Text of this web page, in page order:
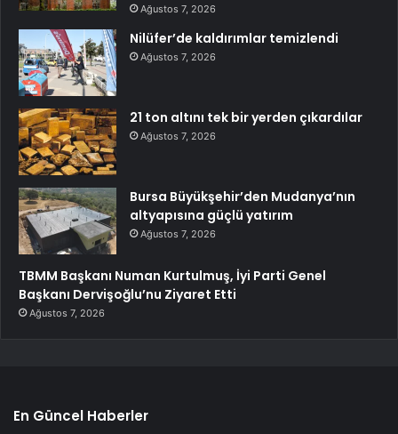
Ağustos 7, 2026
Nilüfer’de kaldırımlar temizlendi
Ağustos 7, 2026
21 ton altını tek bir yerden çıkardılar
Ağustos 7, 2026
Bursa Büyükşehir’den Mudanya’nın
altyapısına güçlü yatırım
Ağustos 7, 2026
TBMM Başkanı Numan Kurtulmuş, İyi Parti Genel
Başkanı Dervişoğlu’nu Ziyaret Etti
Ağustos 7, 2026
En Güncel Haberler